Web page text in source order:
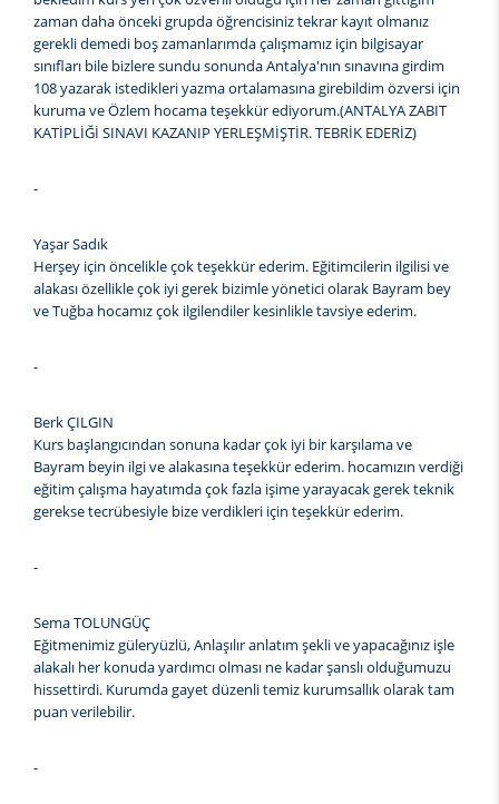
zaman daha önceki grupda öğrencisiniz tekrar kayıt olmanız
gerekli demedi boş zamanlarımda çalışmamız için bilgisayar
sınıfları bile bizlere sundu sonunda Antalya'nın sınavına girdim
108 yazarak istedikleri yazma ortalamasına girebildim özversi için
kuruma ve Özlem hocama teşekkür ediyorum.(ANTALYA ZABIT
KATİPLİĞİ SINAVI KAZANIP YERLEŞMİŞTİR. TEBRİK EDERİZ)
-
Yaşar Sadık
Herşey için öncelikle çok teşekkür ederim. Eğitimcilerin ilgilisi ve
alakası özellikle çok iyi gerek bizimle yönetici olarak Bayram bey
ve Tuğba hocamız çok ilgilendiler kesinlikle tavsiye ederim.
-
Berk ÇILGIN
Kurs başlangıcından sonuna kadar çok iyi bir karşılama ve
Bayram beyin ilgi ve alakasına teşekkür ederim. hocamızın verdiği
eğitim çalışma hayatımda çok fazla işime yarayacak gerek teknik
gerekse tecrübesiyle bize verdikleri için teşekkür ederim.
-
Sema TOLUNGÜÇ
Eğitmenimiz güleryüzlü, Anlaşılır anlatım şekli ve yapacağınız işle
alakalı her konuda yardımcı olması ne kadar şanslı olduğumuzu
hissettirdi. Kurumda gayet düzenli temiz kurumsallık olarak tam
puan verilebilir.
-